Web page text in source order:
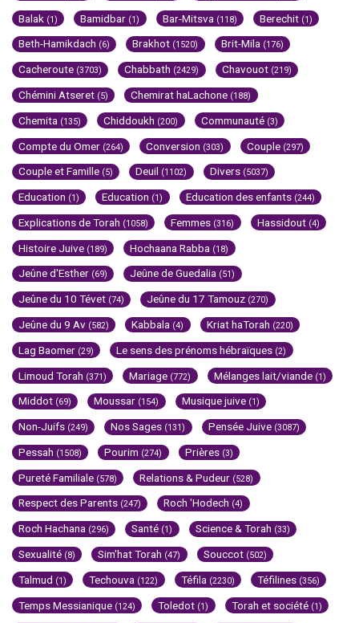
Balak (1) Bamidbar (1) Bar-Mitsva (118) Berechit (1)
Beth-Hamikdach (6) Brakhot (1520) Brit-Mila (176)
Cacheroute (3703) Chabbath (2429) Chavouot (219)
Chémini Atseret (5) Chemirat haLachone (188)
Chemita (135) Chiddoukh (200) Communauté (3)
Compte du Omer (264) Conversion (303) Couple (297)
Couple et Famille (5) Deuil (1102) Divers (5037)
Education (1) Education (1) Education des enfants (244)
Explications de Torah (1058) Femmes (316) Hassidout (4)
Histoire Juive (189) Hochaana Rabba (18)
Jeûne d'Esther (69) Jeûne de Guedalia (51)
Jeûne du 10 Tévet (74) Jeûne du 17 Tamouz (270)
Jeûne du 9 Av (582) Kabbala (4) Kriat haTorah (220)
Lag Baomer (29) Le sens des prénoms hébraïques (2)
Limoud Torah (371) Mariage (772) Mélanges lait/viande (1)
Middot (69) Moussar (154) Musique juive (1)
Non-Juifs (249) Nos Sages (131) Pensée Juive (3087)
Pessah (1508) Pourim (274) Prières (3)
Pureté Familiale (578) Relations & Pudeur (528)
Respect des Parents (247) Roch 'Hodech (4)
Roch Hachana (296) Santé (1) Science & Torah (33)
Sexualité (8) Sim'hat Torah (47) Souccot (502)
Talmud (1) Techouva (122) Téfila (2230) Téfilines (356)
Temps Messianique (124) Toledot (1) Torah et société (1)